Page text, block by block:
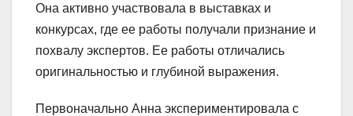
Она активно участвовала в выставках и
конкурсах, где ее работы получали признание и
похвалу экспертов. Ее работы отличались
оригинальностью и глубиной выражения.
Первоначально Анна экспериментировала с